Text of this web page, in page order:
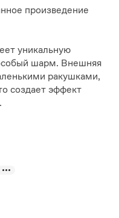
произведение
уникальную
шарм. Внешняя
ракушками,
создает эффект